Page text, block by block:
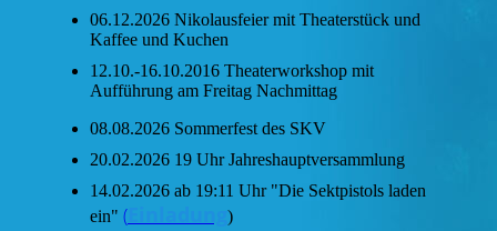
06.12.2026 Nikolausfeier mit Theaterstück und
Kaffee und Kuchen
12.10.-16.10.2016 Theaterworkshop mit
Aufführung am Freitag Nachmittag
08.08.2026 Sommerfest des SKV
20.02.2026 19 Uhr Jahreshauptversammlung
14.02.2026 ab 19:11 Uhr "Die Sektpistols laden
ein" ( )